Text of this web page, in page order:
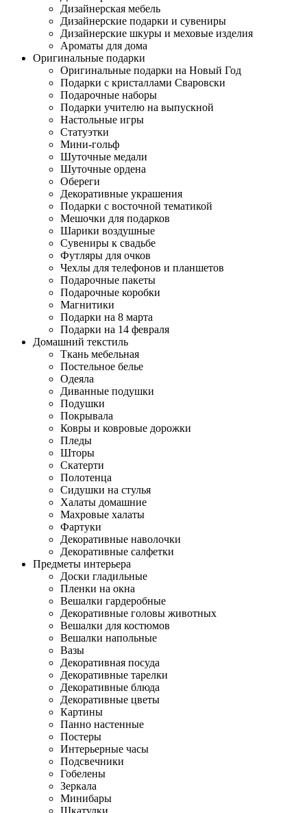
Дизайнерская мебель
Дизайнерские подарки и сувениры
Дизайнерские шкуры и меховые изделия
Ароматы для дома
Оригинальные подарки
Оригинальные подарки на Новый Год
Подарки с кристаллами Сваровски
Подарочные наборы
Подарки учителю на выпускной
Настольные игры
Статуэтки
Мини-гольф
Шуточные медали
Шуточные ордена
Обереги
Декоративные украшения
Подарки с восточной тематикой
Мешочки для подарков
Шарики воздушные
Сувениры к свадьбе
Футляры для очков
Чехлы для телефонов и планшетов
Подарочные пакеты
Подарочные коробки
Магнитики
Подарки на 8 марта
Подарки на 14 февраля
Домашний текстиль
Ткань мебельная
Постельное белье
Одеяла
Диванные подушки
Подушки
Покрывала
Ковры и ковровые дорожки
Пледы
Шторы
Скатерти
Полотенца
Сидушки на стулья
Халаты домашние
Махровые халаты
Фартуки
Декоративные наволочки
Декоративные салфетки
Предметы интерьера
Доски гладильные
Пленки на окна
Вешалки гардеробные
Декоративные головы животных
Вешалки для костюмов
Вешалки напольные
Вазы
Декоративная посуда
Декоративные тарелки
Декоративные блюда
Декоративные цветы
Картины
Панно настенные
Постеры
Интерьерные часы
Подсвечники
Гобелены
Зеркала
Минибары
Шкатулки